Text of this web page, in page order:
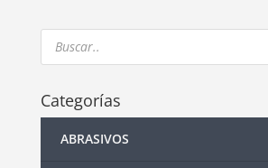
Products
search
Categorías
ABRASIVOS